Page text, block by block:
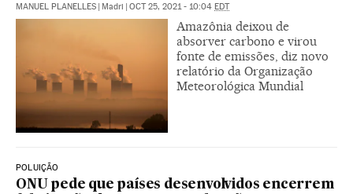
MANUEL PLANELLES | Madri | OCT 25, 2021 - 10:04 EDT
Amazônia deixou de
absorver carbono e virou
fonte de emissões, diz novo
relatório da Organização
Meteorológica Mundial
POLUIÇÃO
ONU pede que países desenvolvidos encerrem